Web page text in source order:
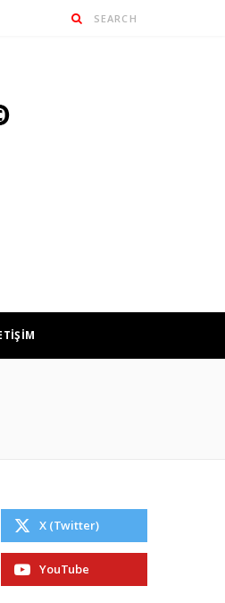
X (Twitter)
YouTube